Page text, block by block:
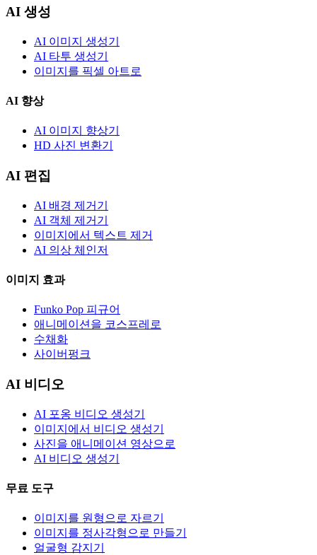
AI 생성
AI 이미지 생성기
AI 타투 생성기
이미지를 픽셀 아트로
AI 향상
AI 이미지 향상기
HD 사진 변환기
AI 편집
AI 배경 제거기
AI 객체 제거기
이미지에서 텍스트 제거
AI 의상 체인저
이미지 효과
Funko Pop 피규어
애니메이션을 코스프레로
수채화
사이버펑크
AI 비디오
AI 포옹 비디오 생성기
이미지에서 비디오 생성기
사진을 애니메이션 영상으로
AI 비디오 생성기
무료 도구
이미지를 원형으로 자르기
이미지를 정사각형으로 만들기
얼굴형 감지기